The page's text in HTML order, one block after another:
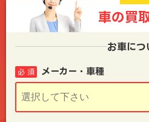
車の買
お車につ
メーカー・車種
必 須